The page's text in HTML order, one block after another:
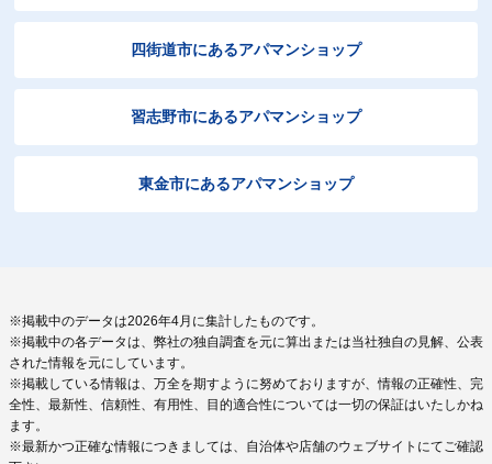
四街道市にあるアパマンショップ
習志野市にあるアパマンショップ
東金市にあるアパマンショップ
※掲載中のデータは2026年4月に集計したものです。
※掲載中の各データは、弊社の独自調査を元に算出または当社独自の見解、公表
された情報を元にしています。
※掲載している情報は、万全を期すように努めておりますが、情報の正確性、完
全性、最新性、信頼性、有用性、目的適合性については一切の保証はいたしかね
ます。
※最新かつ正確な情報につきましては、自治体や店舗のウェブサイトにてご確認